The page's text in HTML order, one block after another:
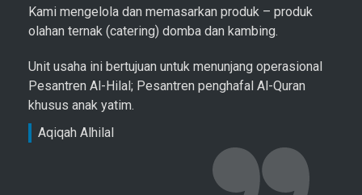
Kami mengelola dan memasarkan produk – produk
olahan ternak (catering) domba dan kambing.
Unit usaha ini bertujuan untuk menunjang operasional
Pesantren Al-Hilal; Pesantren penghafal Al-Quran
khusus anak yatim.
Aqiqah Alhilal